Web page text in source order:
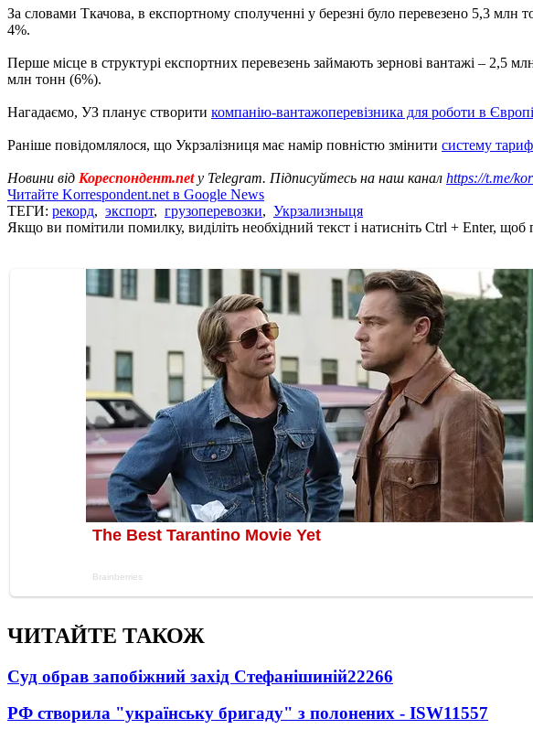
За словами Ткачова, в експортному сполученні у березні було перевезено 5,3
4%.
Перше місце в структурі експортних перевезень займають зернові вантажі – 2,5
млн тонн (6%).
Нагадаємо, УЗ планує створити компанію-вантажоперевізника для роботи в Європі
Раніше повідомлялося, що Укрзалізниця має намір повністю змінити систему
Новини від Кореспондент.netу Telegram. Підписуйтесь на наш канал https://t.me/
Читайте Korrespondent.net в Google News
ТЕГИ: рекорд, экспорт, грузоперевозки, Укрзализныця
Якщо ви помітили помилку, виділіть необхідний текст і натисніть Ctrl + Enter,
ЧИТАЙТЕ ТАКОЖ
Суд обрав запобіжний захід Стефанішиній22266
РФ створила "українську бригаду" з полонених - ISW11557